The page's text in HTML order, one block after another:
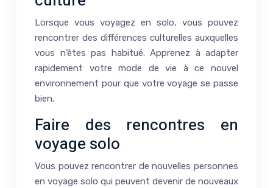
Lorsque vous voyagez en solo, vous pouvez
rencontrer des différences culturelles auxquelles
vous n’êtes pas habitué. Apprenez à adapter
rapidement votre mode de vie à ce nouvel
environnement pour que votre voyage se passe
bien.
Faire des rencontres en
voyage solo
Vous pouvez rencontrer de nouvelles personnes
en voyage solo qui peuvent devenir de nouveaux